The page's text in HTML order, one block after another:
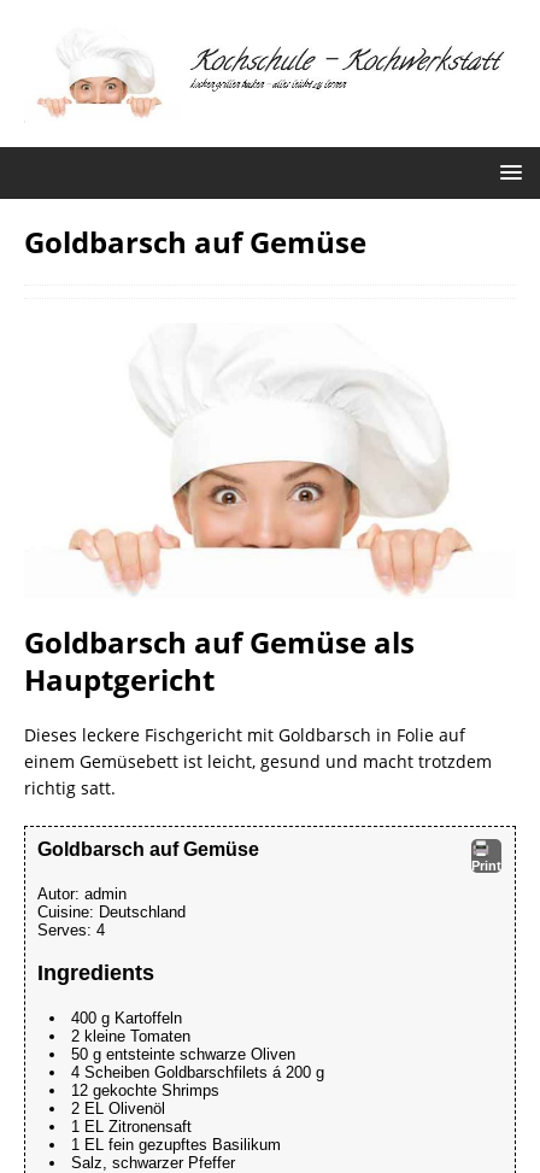
Goldbarsch auf Gemüse
Goldbarsch auf Gemüse als
Hauptgericht
Dieses leckere Fischgericht mit Goldbarsch in Folie auf
einem Gemüsebett ist leicht, gesund und macht trotzdem
richtig satt.
Print
Goldbarsch auf Gemüse
Autor: admin
Cuisine: Deutschland
Serves: 4
Ingredients
400 g Kartoffeln
2 kleine Tomaten
50 g entsteinte schwarze Oliven
4 Scheiben Goldbarschfilets á 200 g
12 gekochte Shrimps
2 EL Olivenöl
1 EL Zitronensaft
1 EL fein gezupftes Basilikum
Salz, schwarzer Pfeffer